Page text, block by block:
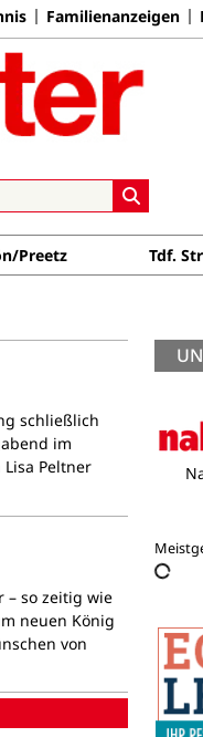
Familienanzeigen
Preetz Tdf.
schließlich
im
Peltner
– so zeitig wie
neuen König
von